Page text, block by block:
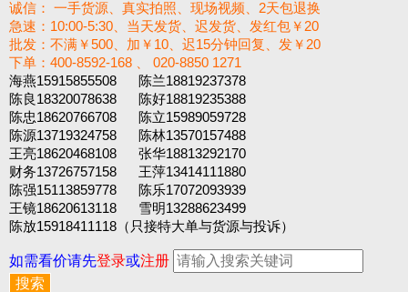
诚信： 一手货源、真实拍照、现场视频、2天包退换
急速：10:00-5:30、当天发货、迟发货、发红包￥20
批发：不满￥500、加￥10、迟15分钟回复、发￥20
下单：400-8592-168 、 020-8850 1271‬
海燕15915855508 陈兰18819237378
陈良18320078638 陈好18819235388
陈忠18620766708 陈立15989059728
陈源13719324758 陈林13570157488
王亮18620468108 张华18813292170
财务13726757158 王萍13414111880
陈强15113859778 陈乐17072093939
王镜18620613118 雪明13288623499
陈放15918411118（只接特大单与货源与投诉）
如需看价请先登录或注册